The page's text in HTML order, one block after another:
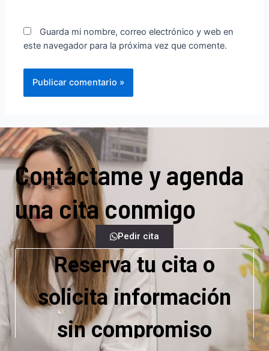
Guarda mi nombre, correo electrónico y web en
este navegador para la próxima vez que comente.
Contáctame y agenda
una cita conmigo
Pedir cita